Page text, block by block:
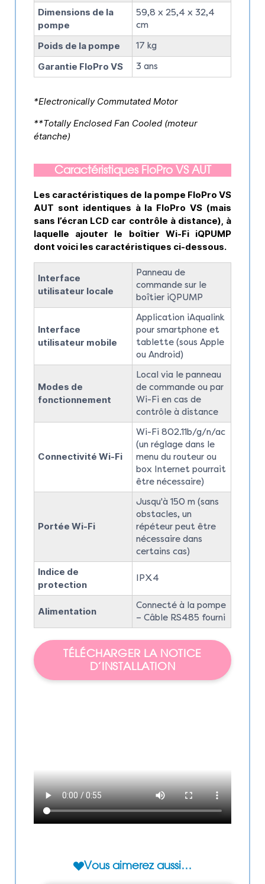
Dimensions de la
pompe
59,8 x 25,4 x 32,4
cm
Poids de la pompe 17 kg
Garantie FloPro VS 3 ans
*Electronically Commutated Motor
**Totally Enclosed Fan Cooled (moteur
étanche)
Caractéristiques FloPro VS AUT
Les caractéristiques de la pompe FloPro VS
AUT sont identiques à la FloPro VS (mais
sans l’écran LCD car contrôle à distance), à
laquelle ajouter le boîtier Wi-Fi iQPUMP
dont voici les caractéristiques ci-dessous.
Interface
utilisateur locale
Panneau de
commande sur le
boîtier iQPUMP
Interface
utilisateur mobile
Application iAqualink
pour smartphone et
tablette (sous Apple
ou Android)
Modes de
fonctionnement
Local via le panneau
de commande ou par
Wi-Fi en cas de
contrôle à distance
Connectivité Wi-Fi
Wi-Fi 802.11b/g/n/ac
(un réglage dans le
menu du routeur ou
box Internet pourrait
être nécessaire)
Portée Wi-Fi
Jusqu'à 150 m (sans
obstacles, un
répéteur peut être
nécessaire dans
certains cas)
Indice de
protection
IPX4
Alimentation
Connecté à la pompe
– Câble RS485 fourni
TÉLÉCHARGER LA NOTICE
D’INSTALLATION
Vous aimerez aussi…